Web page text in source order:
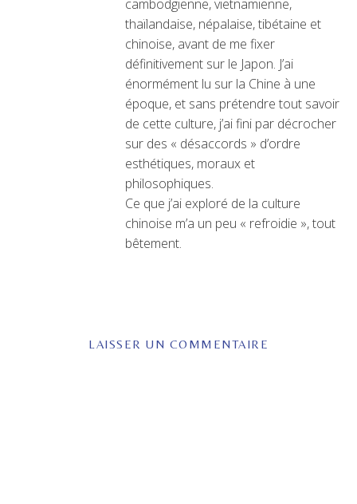
cambodgienne, vietnamienne,
thaïlandaise, népalaise, tibétaine et
chinoise, avant de me fixer
définitivement sur le Japon. J’ai
énormément lu sur la Chine à une
époque, et sans prétendre tout savoir
de cette culture, j’ai fini par décrocher
sur des « désaccords » d’ordre
esthétiques, moraux et
philosophiques.
Ce que j’ai exploré de la culture
chinoise m’a un peu « refroidie », tout
bêtement.
LAISSER UN COMMENTAIRE